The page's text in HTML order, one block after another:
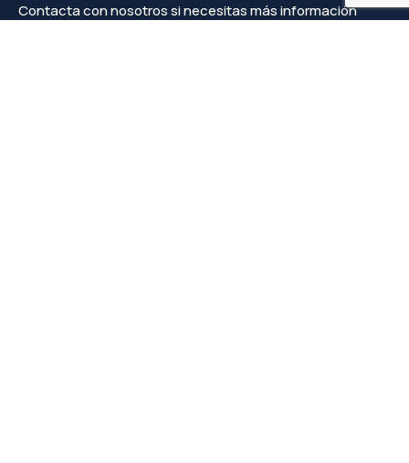
Contacta con nosotros si necesitas más información